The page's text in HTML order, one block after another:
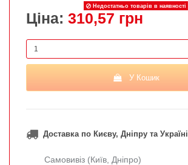
Недостатньо товарів в наявності
Ціна: 310,57 грн
У Кошик
Доставка по Києву, Дніпру та Україні
Самовивіз (Київ, Дніпро)